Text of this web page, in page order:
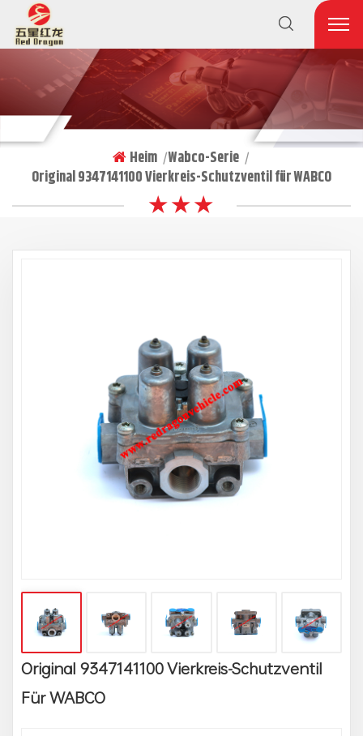
Heim | Wabco-Serie |
Original 9347141100 Vierkreis-Schutzventil für WABCO
★ ★ ★
Original 9347141100 Vierkreis-Schutzventil
Für WABCO